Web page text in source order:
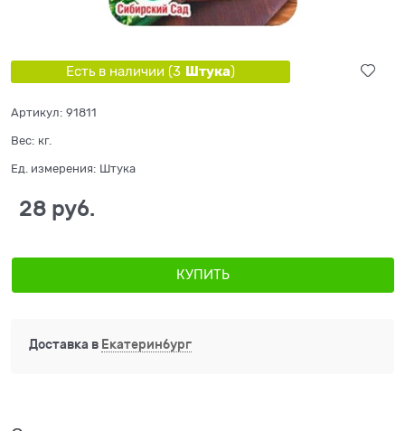
Есть в наличии (3 Штука)
Артикул: 91811
Вес: кг.
Ед. измерения: Штука
28 руб.
КУПИТЬ
Доставка в Екатеринбург